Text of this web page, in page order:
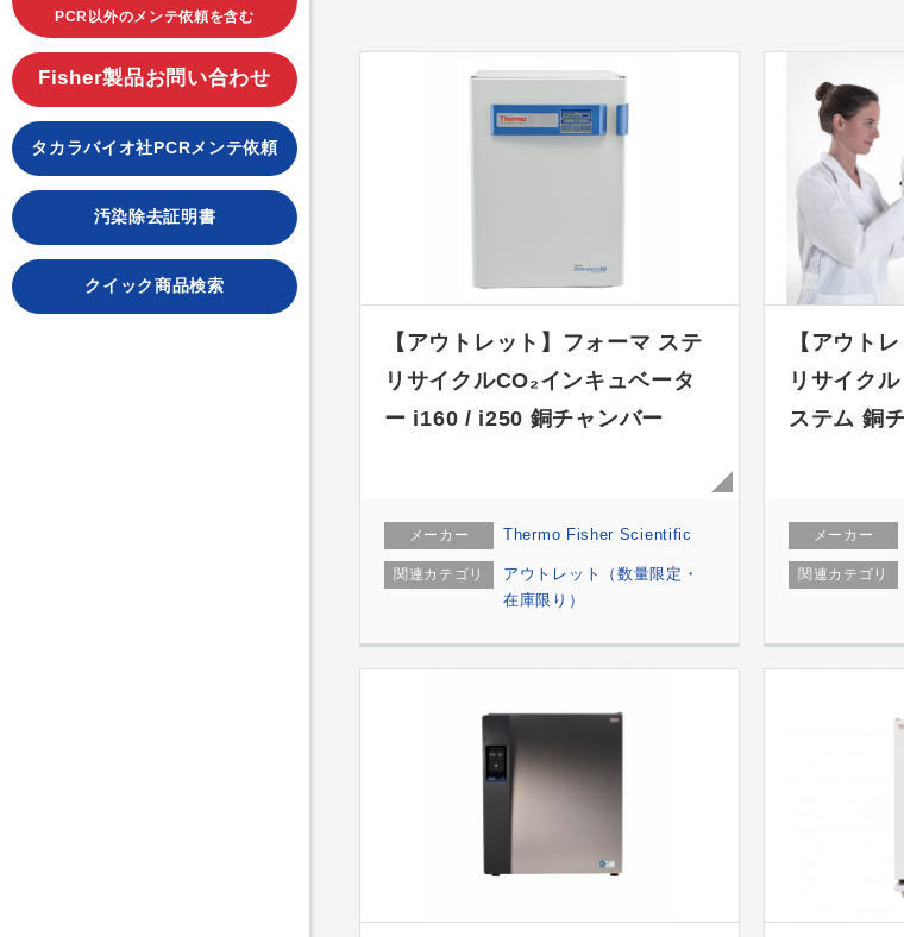
PCR以外のメンテ依頼を含む
Fisher製品お問い合わせ
タカラバイオ社PCRメンテ依頼
汚染除去証明書
クイック商品検索
【アウトレット】フォーマ ステ
リサイクルCO₂インキュベータ
ー i160 / i250 銅チャンバー
メーカー Thermo Fisher Scientific
関連カテゴリ
アウトレット（数量限定・
在庫限り）
【アウト
リサイク
ステム 銅
メーカー
関連カテゴリ